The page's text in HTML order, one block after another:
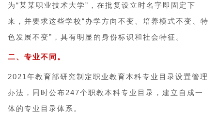
为“某某职业技术大学”，在批复设立时名字即固定下
来，并要求这些学校“办学方向不变、培养模式不变、特
色发展不变”，具有明显的身份标识和社会特征。
二、专业不同。
2021年教育部研究制定职业教育本科专业目录设置管理
办法，同时公布247个职教本科专业目录，建立自成一
体的专业目录体系。